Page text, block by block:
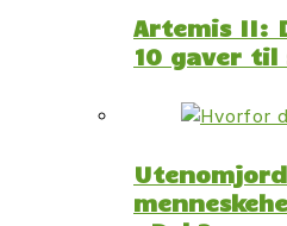
Artemis II:
10 gaver til